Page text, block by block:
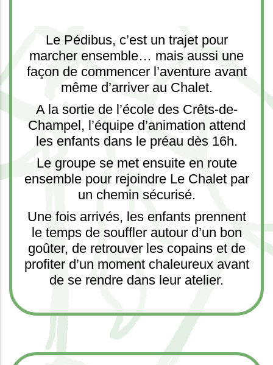
Le Pédibus, c’est un trajet pour
marcher ensemble… mais aussi une
façon de commencer l’aventure avant
même d’arriver au Chalet.
A la sortie de l’école des Crêts-de-
Champel, l’équipe d’animation attend
les enfants dans le préau dès 16h.
Le groupe se met ensuite en route
ensemble pour rejoindre Le Chalet par
un chemin sécurisé.
Une fois arrivés, les enfants prennent
le temps de souffler autour d’un bon
goûter, de retrouver les copains et de
profiter d’un moment chaleureux avant
de se rendre dans leur atelier.